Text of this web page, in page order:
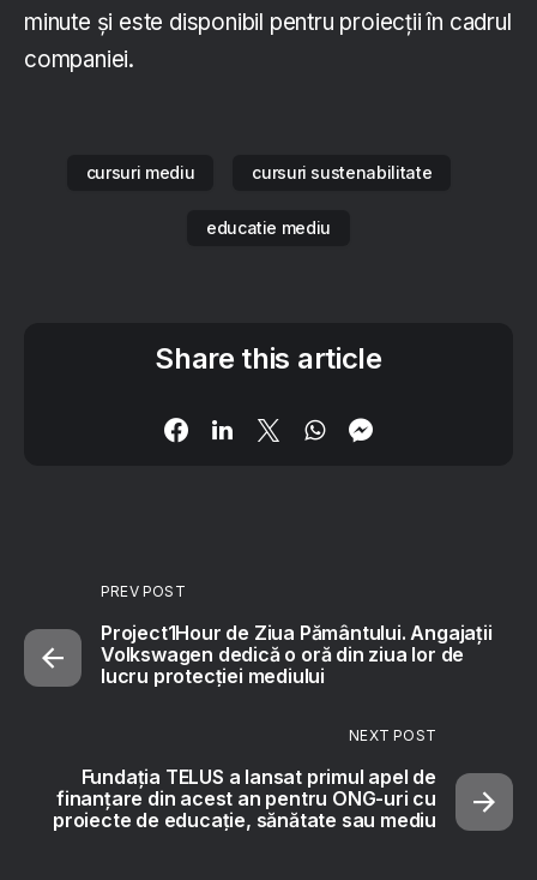
minute și este disponibil pentru proiecții în cadrul
companiei.
cursuri mediu cursuri sustenabilitate
educatie mediu
Share this article
PREV POST
Project1Hour de Ziua Pământului. Angajații
Volkswagen dedică o oră din ziua lor de
lucru protecției mediului
NEXT POST
Fundația TELUS a lansat primul apel de
finanțare din acest an pentru ONG-uri cu
proiecte de educație, sănătate sau mediu